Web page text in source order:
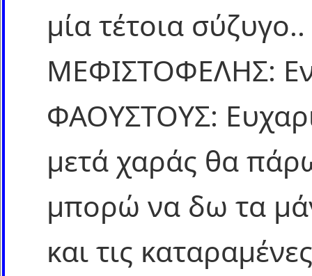
μία τέτοια σύζυγο..
ΜΕΦΙΣΤΟΦΕΛΗΣ:
ΦΑΟΥΣΤΟΥΣ:
μετά χαράς θα
μπορώ να δω τα
και τις